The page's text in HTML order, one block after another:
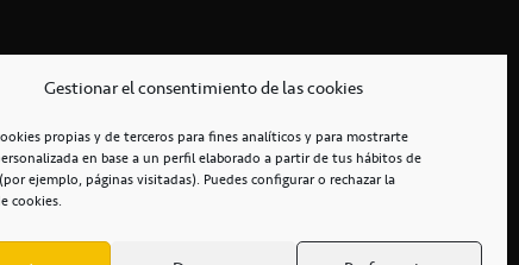
Gestionar el consentimiento de las cookies
propias y de terceros para fines analíticos y para mostrarte
en base a un perfil elaborado a partir de tus hábitos de
ejemplo, páginas visitadas). Puedes configurar o rechazar la
cookies.